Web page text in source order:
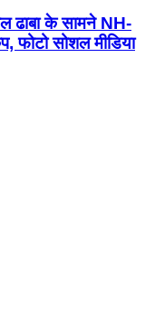
ढाबा के सामने NH-
सोशल मीडिया